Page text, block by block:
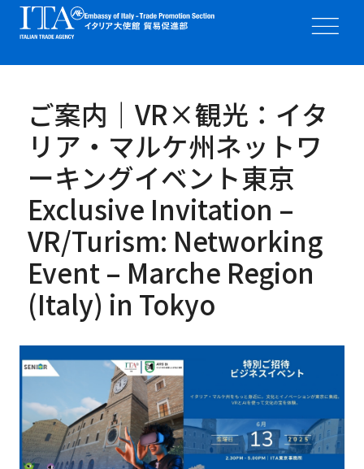
ご案内｜VR×観光：イタ
リア・マルケ州ネットワ
ーキングイベント東京
Exclusive Invitation –
VR/Turism: Networking
Event – Marche Region
(Italy) in Tokyo